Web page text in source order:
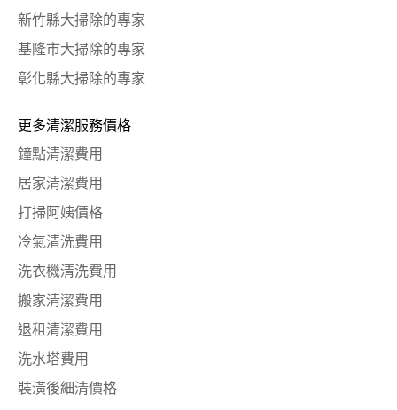
新竹縣大掃除的專家
基隆市大掃除的專家
彰化縣大掃除的專家
更多清潔服務價格
鐘點清潔費用
居家清潔費用
打掃阿姨價格
冷氣清洗費用
洗衣機清洗費用
搬家清潔費用
退租清潔費用
洗水塔費用
裝潢後細清價格